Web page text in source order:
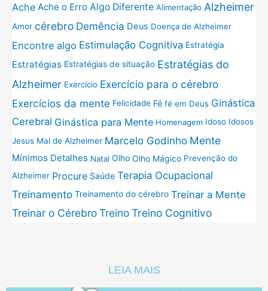
Ache Ache o Erro Algo Diferente Alimentação Alzheimer
Amor cérebro Demência Deus Doença de Alzheimer
Encontre algo Estimulação Cognitiva Estratégia
Estratégias Estratégias de situação Estratégias do
Alzheimer Exercício Exercício para o cérebro
Exercícios da mente Felicidade Fé fé em Deus Ginástica
Cerebral Ginástica para Mente Homenagem Idoso Idosos
Jesus Mal de Alzheimer Marcelo Godinho Mente
Mínimos Detalhes Natal Olho Olho Mágico Prevenção do
Alzheimer Procure Saúde Terapia Ocupacional
Treinamento Treinamento do cérebro Treinar a Mente
Treinar o CérebroTreinoTreino Cognitivo
LEIA MAIS